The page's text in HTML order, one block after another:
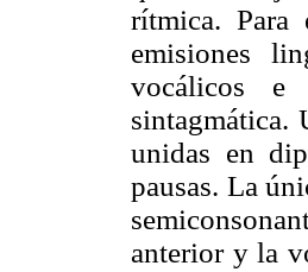
rítmica.
emisiones
vocálicos e
unidas en
pausas. La
anterior y la